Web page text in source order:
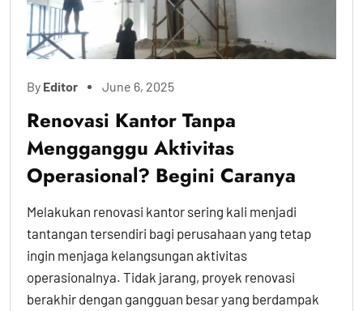
By Editor June 6, 2025
Renovasi Kantor Tanpa
Mengganggu Aktivitas
Operasional? Begini Caranya
Melakukan renovasi kantor sering kali menjadi
tantangan tersendiri bagi perusahaan yang tetap
ingin menjaga kelangsungan aktivitas
operasionalnya. Tidak jarang, proyek renovasi
berakhir dengan gangguan besar yang berdampak